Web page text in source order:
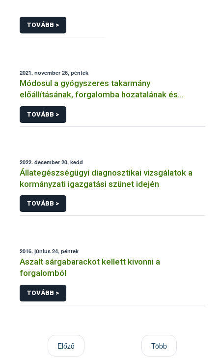
TOVÁBB >
2021. november 26, péntek
Módosul a gyógyszeres takarmány
előállításának, forgalomba hozatalának és
felhasználásának szabályozása
TOVÁBB >
2022. december 20, kedd
Állategészségügyi diagnosztikai vizsgálatok a
kormányzati igazgatási szünet idején
TOVÁBB >
2016. június 24, péntek
Aszalt sárgabarackot kellett kivonni a
forgalomból
TOVÁBB >
Előző Több